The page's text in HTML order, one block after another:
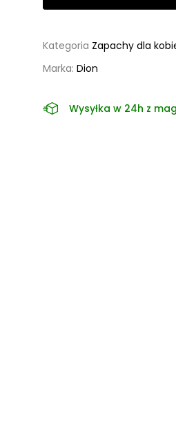
Kategoria Zapachy dla
Marka:Dion
Wysyłka w 24h z